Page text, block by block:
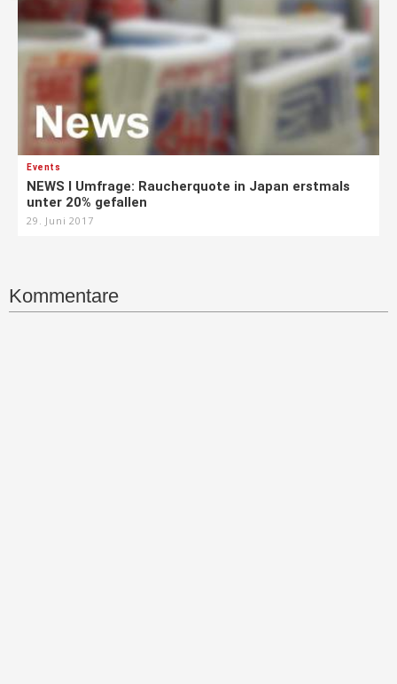
Events
NEWS I Umfrage: Raucherquote in Japan erstmals
unter 20% gefallen
29. Juni 2017
Kommentare